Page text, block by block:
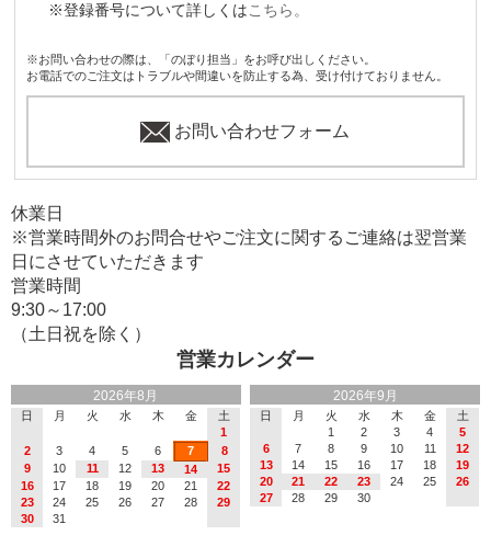
※登録番号について詳しくはこちら。
※お問い合わせの際は、「のぼり担当」をお呼び出しください。
お電話でのご注文はトラブルや間違いを防止する為、受け付けておりません。
お問い合わせフォーム
営業カレンダー
2026年8月
日 月 火 水 木 金
土
1
2
3 4 5 6 7
8
9
10 11 12 13 14
15
16
17 18 19 20 21
22
23
24 25 26 27 28
29
30
31
2026年9月
日 月 火 水 木 金
土
1
2 3 4
5
6
7 8 9 10 11
12
13
14 15 16 17 18
19
20
21 22 23 24 25
26
27
28 29 30
休業日
※営業時間外のお問合せやご注文に関するご連絡は翌営業
日にさせていただきます
営業時間
9:30～17:00
（土日祝を除く）